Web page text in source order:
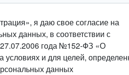
я даю свое согласие на
данных, в соответствии с
года №152-ФЗ «О
условиях и для целей,
данных